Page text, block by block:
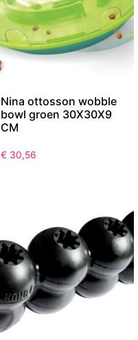
Nina ottosson wobble
bowl groen 30X30X9
CM
€ 30,56